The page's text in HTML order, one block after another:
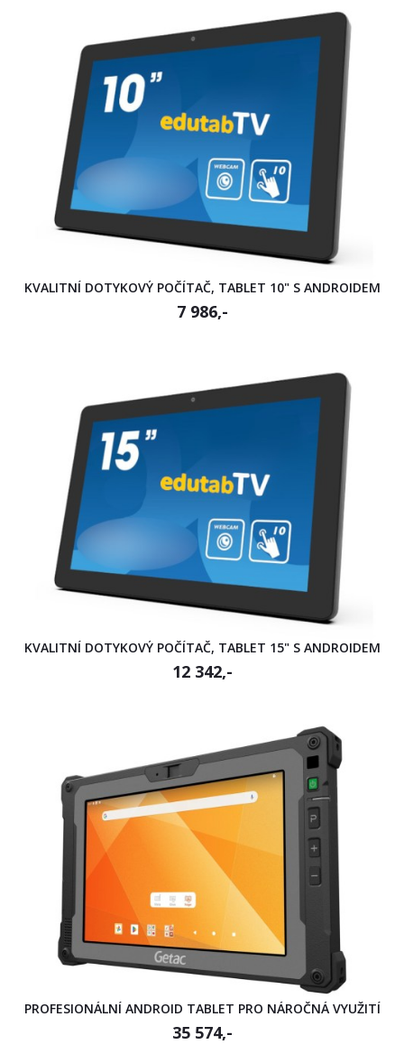
KVALITNÍ DOTYKOVÝ POČÍTAČ, TABLET 10" S ANDROIDEM
7 986,-
KVALITNÍ DOTYKOVÝ POČÍTAČ, TABLET 15" S ANDROIDEM
12 342,-
PROFESIONÁLNÍ ANDROID TABLET PRO NÁROČNÁ VYUŽITÍ
35 574,-